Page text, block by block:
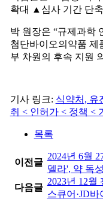
확대 ▲심사 기간 단
박 원장은 “규제과학
첨단바이오의약품 제
부 차원의 후속 지원
기사 링크: 식약처, 유
취 < 인허가 < 정책 <
목록
이전글
2024년 6월
델라', 약 독
다음글
2023년 12월
스큐어·JD